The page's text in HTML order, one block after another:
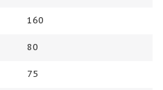
160
80
75